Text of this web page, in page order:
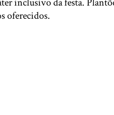
oferecidos.